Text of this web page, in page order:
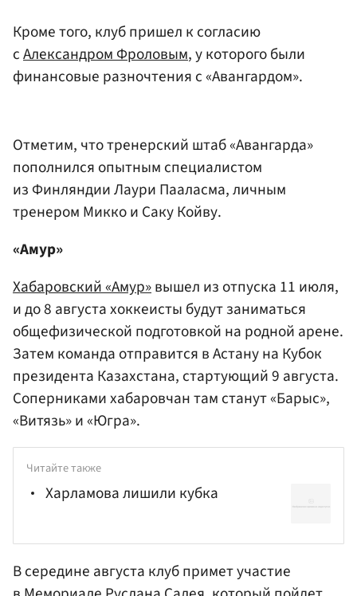
Кроме того, клуб пришел к согласию
сАлександром Фроловым, у которого были
финансовые разночтения с «Авангардом».
Отметим, что тренерский штаб «Авангарда»
пополнился опытным специалистом
из Финляндии Лаури Пааласма, личным
тренером Микко и Саку Койву.
«Амур»
Хабаровский «Амур»вышел из отпуска 11 июля,
и до 8 августа хоккеисты будут заниматься
общефизической подготовкой на родной арене.
Затем команда отправится в Астану на Кубок
президента Казахстана, стартующий 9 августа.
Соперниками хабаровчан там станут «Барыс»,
«Витязь» и «Югра».
Читайте также
Харламова лишили кубка
В середине августа клуб примет участие